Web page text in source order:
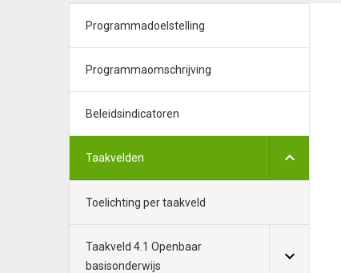
Programmadoelstelling
Programmaomschrijving
Beleidsindicatoren
Taakvelden
Toelichting per taakveld
Taakveld 4.1 Openbaar
basisonderwijs